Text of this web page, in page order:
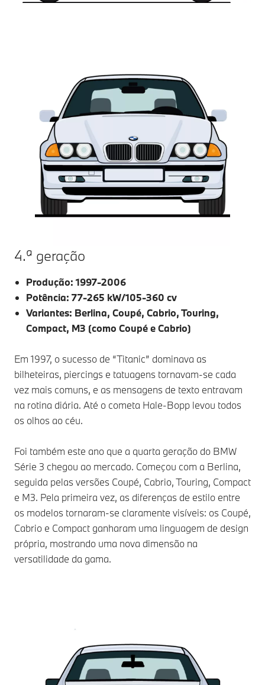
4.ª geração
Produção: 1997-2006
Potência: 77-265 kW/105-360 cv
Variantes: Berlina, Coupé, Cabrio, Touring,
Compact, M3 (como Coupé e Cabrio)
Em 1997, o sucesso de “Titanic” dominava as
bilheteiras, piercings e tatuagens tornavam-se cada
vez mais comuns, e as mensagens de texto entravam
na rotina diária. Até o cometa Hale-Bopp levou todos
os olhos ao céu.
Foi também este ano que a quarta geração do BMW
Série 3 chegou ao mercado. Começou com a Berlina,
seguida pelas versões Coupé, Cabrio, Touring, Compact
e M3. Pela primeira vez, as diferenças de estilo entre
os modelos tornaram-se claramente visíveis: os Coupé,
Cabrio e Compact ganharam uma linguagem de design
própria, mostrando uma nova dimensão na
versatilidade da gama.